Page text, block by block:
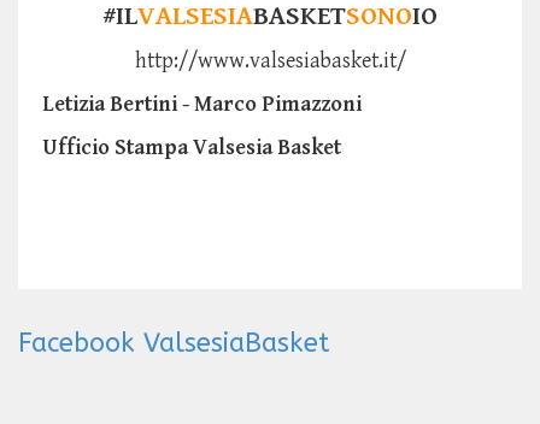
#ILVALSESIABASKETSONOIO
http://www.valsesiabasket.it/
Letizia Bertini - Marco Pimazzoni
Ufficio Stampa Valsesia Basket
Facebook ValsesiaBasket